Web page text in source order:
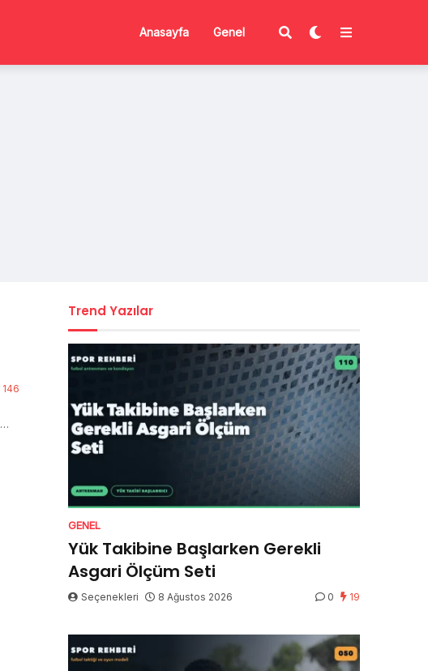
Anasayfa Genel
146
Trend Yazılar
GENEL
Yük Takibine Başlarken Gerekli
Asgari Ölçüm Seti
Seçenekleri 8 Ağustos 2026 0 19